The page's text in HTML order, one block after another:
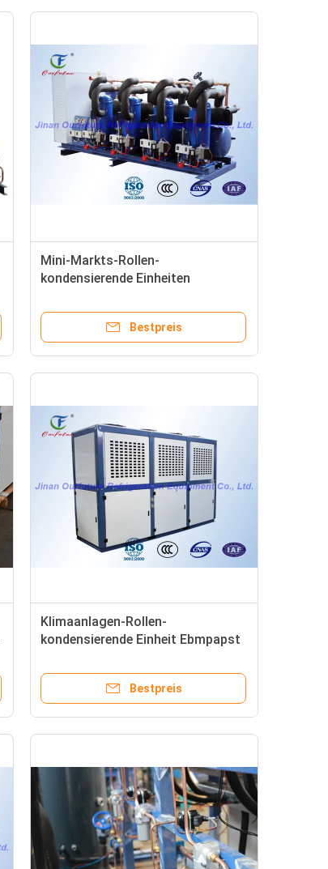
Mini-Markts-Rollen-
kondensierende Einheiten
Bestpreis
Klimaanlagen-Rollen-
kondensierende Einheit Ebmpapst
Bestpreis